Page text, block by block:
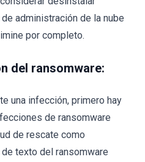
administración de la nube
por completo.
del ransomware:
una infección, primero hay
de ransomware
de rescate como
texto del ransomware